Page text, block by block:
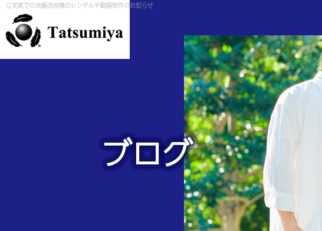
立実家での地盤改良機のレンタルや動画制作のお知らせ
ブログ